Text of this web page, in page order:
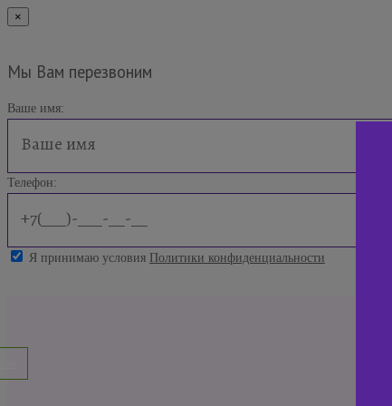
×
Мы Вам перезвоним
Ваше имя:
Телефон:
Я принимаю условия Политики конфиденциальности